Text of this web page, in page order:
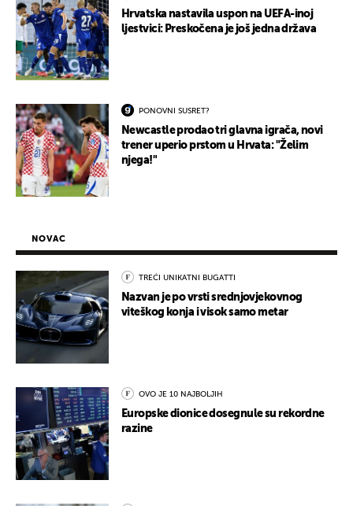
Hrvatska nastavila uspon na UEFA-inoj
ljestvici: Preskočena je još jedna država
PONOVNI SUSRET?
Newcastle prodao tri glavna igrača, novi
trener uperio prstom u Hrvata: "Želim
njega!"
NOVAC
TREĆI UNIKATNI BUGATTI
Nazvan je po vrsti srednjovjekovnog
viteškog konja i visok samo metar
OVO JE 10 NAJBOLJIH
Europske dionice dosegnule su rekordne
razine